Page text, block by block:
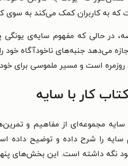
به کاربران کمک می‌کند به سوی
در حالی که مفهوم سایه‌ی
می‌دهد جنبه‌های ناخودآگاه
روزمره است و مسیر ملموسی برای
کار با سایه
سایه مجموعه‌ای از مفاهیم و
سایه را شرح داده و توضیح داده
نگه داشته است. این بخش‌های